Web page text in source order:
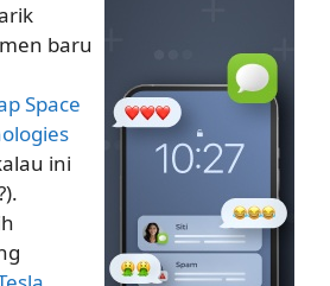
baru
Space
ini